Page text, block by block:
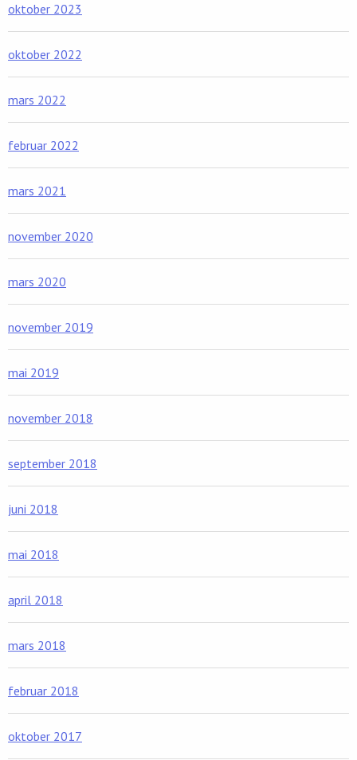
oktober 2023
oktober 2022
mars 2022
februar 2022
mars 2021
november 2020
mars 2020
november 2019
mai 2019
november 2018
september 2018
juni 2018
mai 2018
april 2018
mars 2018
februar 2018
oktober 2017